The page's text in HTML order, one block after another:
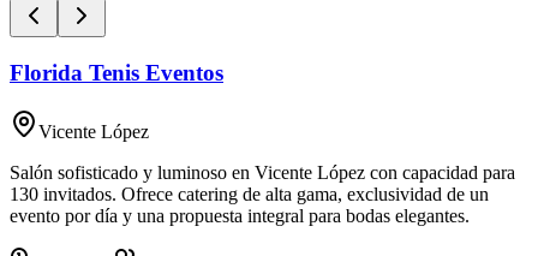
Florida Tenis Eventos
Vicente López
Salón sofisticado y luminoso en Vicente López con capacidad para
130 invitados. Ofrece catering de alta gama, exclusividad de un
evento por día y una propuesta integral para bodas elegantes.